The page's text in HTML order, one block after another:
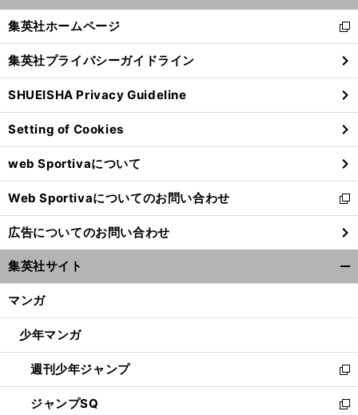
閉
る
集英社ホームページ
新
し
い
ウ
ィ
ン
ド
ウ
で
開
く
集英社プライバシーガイドライン
SHUEISHA Privacy Guideline
Setting of Cookies
web Sportivaについて
Web Sportivaについてのお問い合わせ
新
し
い
ウ
ィ
ン
ウ
開
く
広告についてのお問い合わせ
集英社サイト
マンガ
少年マンガ
週刊少年ジャンプ
新
し
い
ジャンプSQ
新